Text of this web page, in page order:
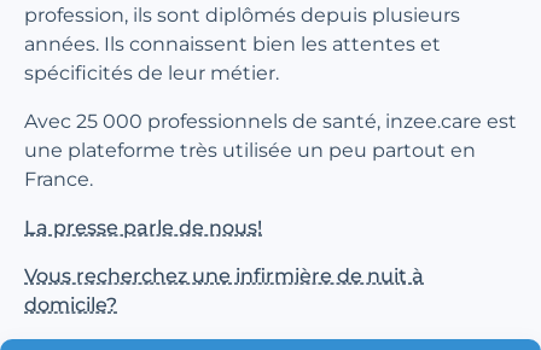
profession, ils sont diplômés depuis plusieurs
années. Ils connaissent bien les attentes et
spécificités de leur métier.
Avec 25 000 professionnels de santé, inzee.care est
une plateforme très utilisée un peu partout en
France.
La presse parle de nous!
Vous recherchez une infirmière de nuit à
domicile?